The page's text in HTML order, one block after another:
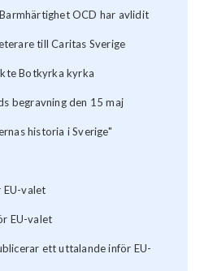
OCD har avlidit
till Caritas Sverige
Botkyrka kyrka
begravning den 15 maj
historia i Sverige"
EU-valet
EU-valet
ett uttalande inför EU-